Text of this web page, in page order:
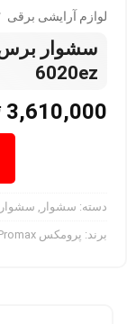
لوازم آرایشی برقی
سشوار
6020ez
3,610,000
دسته: سشوار
برند: پرومکس Promax